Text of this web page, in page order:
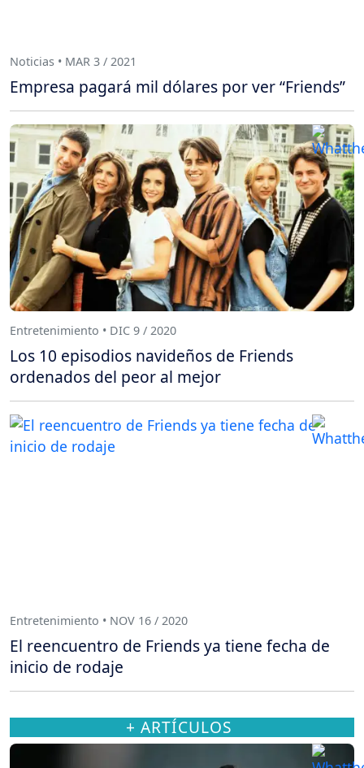
Noticias • MAR 3 / 2021
Empresa pagará mil dólares por ver “Friends”
Entretenimiento • DIC 9 / 2020
Los 10 episodios navideños de Friends
ordenados del peor al mejor
Entretenimiento • NOV 16 / 2020
El reencuentro de Friends ya tiene fecha de
inicio de rodaje
+ ARTÍCULOS